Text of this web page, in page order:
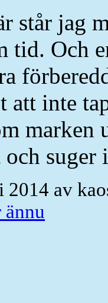
står jag
tid. Och
att inte
marken
suger
2014 av
ännu